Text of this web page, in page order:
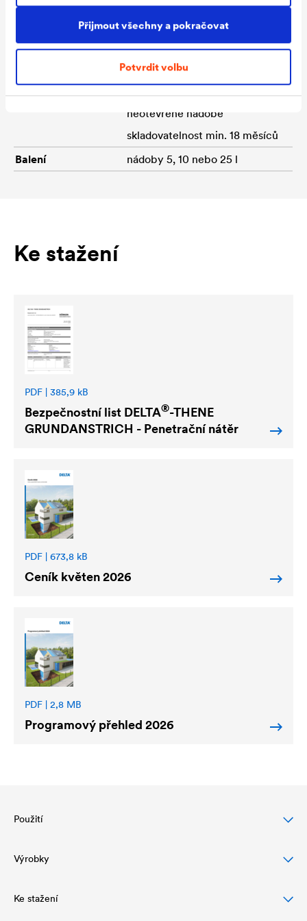
Přijmout všechny a pokračovat
Potvrdit volbu
lepit hydroizolaci v závislosti
na venkovní teplotě a relativní
vlhkosti vzduchu
neotevřené nádobě
skladovatelnost min. 18 měsíců
Balení
nádoby 5, 10 nebo 25 l
Ke stažení
PDF | 385,9 kB
Bezpečnostní list DELTA®-THENE
GRUNDANSTRICH - Penetrační nátěr
PDF | 673,8 kB
Ceník květen 2026
PDF | 2,8 MB
Programový přehled 2026
Použití
Ochrana šikmých střech
Ochrana a vzhled fasády
Výrobky
Fólie pro šikmé střechy
Ke stažení